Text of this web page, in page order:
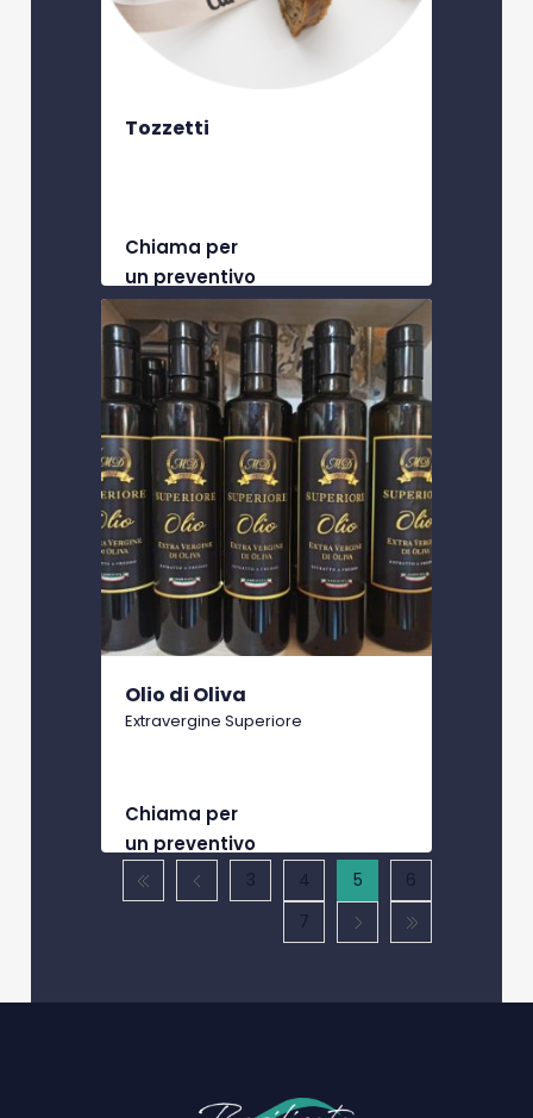
Tozzetti
Chiama per
un preventivo
Olio di Oliva
Extravergine Superiore
Chiama per
un preventivo
3 4 5
6
7